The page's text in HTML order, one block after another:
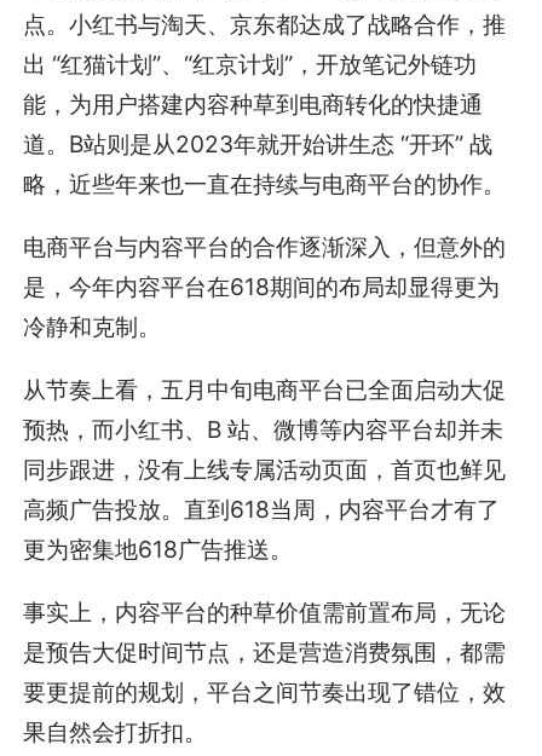
点。小红书与淘天、京东都达成了战略合作，推
出 “红猫计划”、“红京计划”，开放笔记外链功
能，为用户搭建内容种草到电商转化的快捷通
道。B站则是从2023年就开始讲生态 “开环” 战
略，近些年来也一直在持续与电商平台的协作。
电商平台与内容平台的合作逐渐深入，但意外的
是，今年内容平台在618期间的布局却显得更为
冷静和克制。
从节奏上看，五月中旬电商平台已全面启动大促
预热，而小红书、B 站、微博等内容平台却并未
同步跟进，没有上线专属活动页面，首页也鲜见
高频广告投放。直到618当周，内容平台才有了
更为密集地618广告推送。
事实上，内容平台的种草价值需前置布局，无论
是预告大促时间节点，还是营造消费氛围，都需
要更提前的规划，平台之间节奏出现了错位，效
果自然会打折扣。